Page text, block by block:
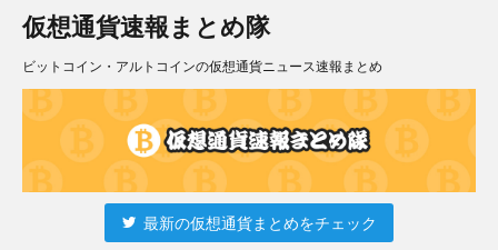
仮想通貨速報まとめ隊
ビットコイン・アルトコインの仮想通貨ニュース速報まとめ
最新の仮想通貨まとめをチェック